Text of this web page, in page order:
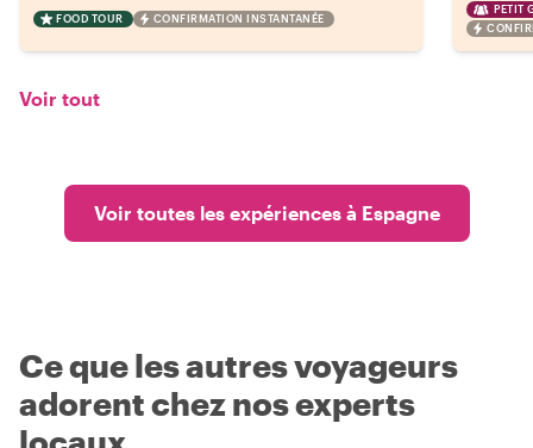
FOOD TOUR CONFIRMATION INSTANTANÉE
PETIT
Voir tout
Voir toutes les expériences à Espagne
Ce que les autres voyageurs
adorent chez nos experts